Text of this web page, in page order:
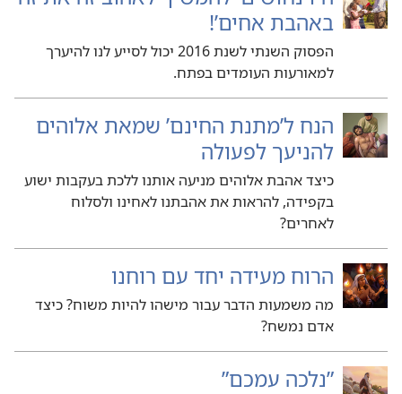
באהבת אחים’‏!‏
הפסוק השנתי לשנת 2016 יכול לסייע לנו להיערך
למאורעות העומדים בפתח.‏
הנח ל’‏מתנת החינם’‏ שמאת אלוהים
להניעך לפעולה
כיצד אהבת אלוהים מניעה אותנו ללכת בעקבות ישוע
בקפידה,‏ להראות את אהבתנו לאחינו ולסלוח
לאחרים?‏
הרוח מעידה יחד עם רוחנו
מה משמעות הדבר עבור מישהו להיות משוח?‏ כיצד
אדם נמשח?‏
‏”‏נלכה עמכם”‏